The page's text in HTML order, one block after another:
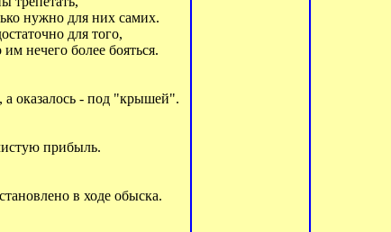
нужно для них самих.
для того,
нечего более бояться.
оказалось - под "крышей".
прибыль.
в ходе обыска.